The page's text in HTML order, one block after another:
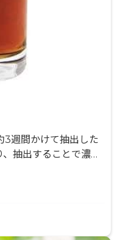
3週間かけて抽出した
抽出することで濃厚